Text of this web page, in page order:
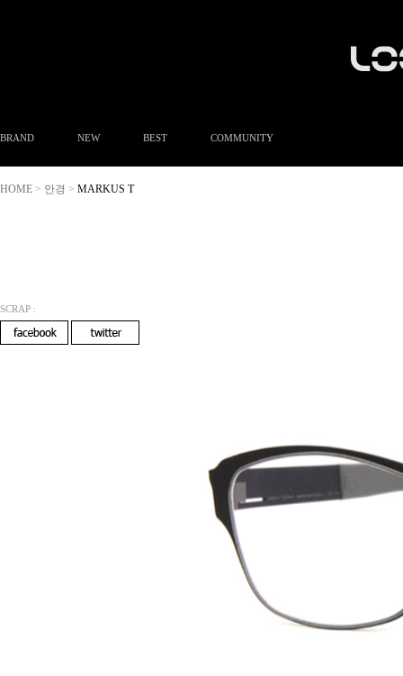
BRAND NEW BEST COMMUNITY
HOME > 안경 > MARKUS T
SCRAP :